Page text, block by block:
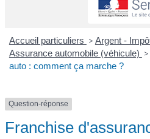
Accueil particuliers > Argent -
Assurance automobile (véhicule) >
auto : comment ça marche ?
Question-réponse
Franchise